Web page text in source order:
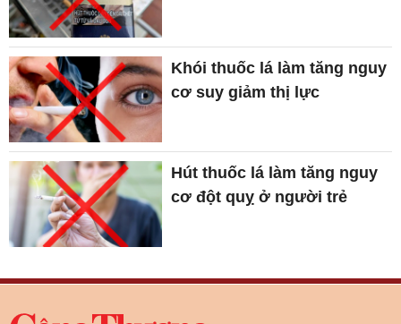
Khói thuốc lá làm tăng nguy
cơ suy giảm thị lực
Hút thuốc lá làm tăng nguy
cơ đột quỵ ở người trẻ